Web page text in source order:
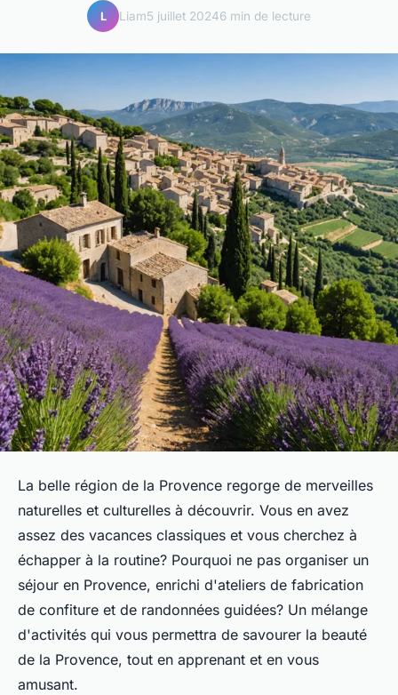
L Liam5 juillet 20246 min de lecture
La belle région de la Provence regorge de merveilles
naturelles et culturelles à découvrir. Vous en avez
assez des vacances classiques et vous cherchez à
échapper à la routine? Pourquoi ne pas organiser un
séjour en Provence, enrichi d'ateliers de fabrication
de confiture et de randonnées guidées? Un mélange
d'activités qui vous permettra de savourer la beauté
de la Provence, tout en apprenant et en vous
amusant.